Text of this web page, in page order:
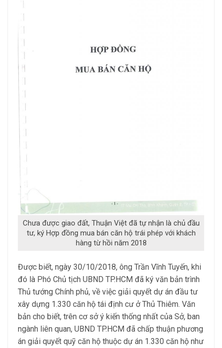
Chưa được giao đất, Thuận Việt đã tự nhận là chủ đầu
tư, ký Hợp đồng mua bán căn hộ trái phép với khách
hàng từ hồi năm 2018
Được biết, ngày 30/10/2018, ông Trần Vĩnh Tuyến, khi
đó là Phó Chủ tịch UBND TP.HCM đã ký văn bản trình
Thủ tướng Chính phủ, về việc giải quyết dự án đầu tư
xây dựng 1.330 căn hộ tái định cư ở Thủ Thiêm. Văn
bản cho biết, trên cơ sở ý kiến thống nhất của Sở, ban
ngành liên quan, UBND TP.HCM đã chấp thuận phương
án giải quyết quỹ căn hộ thuộc dự án 1.330 căn hộ như